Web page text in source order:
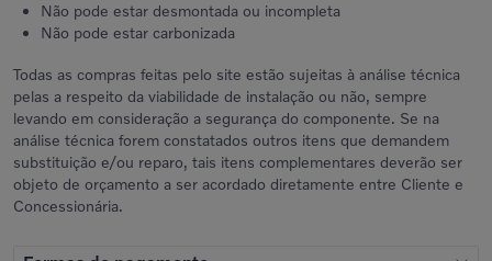
Não pode estar desmontada ou incompleta
Não pode estar carbonizada
Todas as compras feitas pelo site estão sujeitas à análise técnica
pelas a respeito da viabilidade de instalação ou não, sempre
levando em consideração a segurança do componente. Se na
análise técnica forem constatados outros itens que demandem
substituição e/ou reparo, tais itens complementares deverão ser
objeto de orçamento a ser acordado diretamente entre Cliente e
Concessionária.